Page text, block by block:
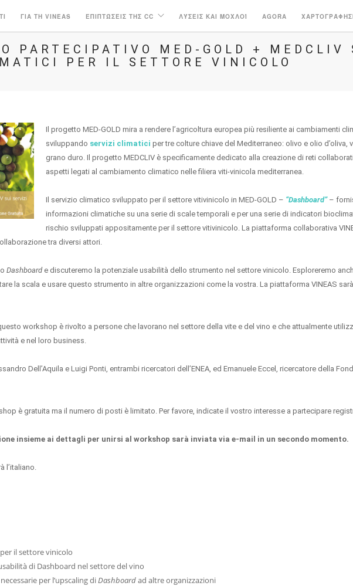
ΓΙΑ ΤΗ VINEAS ΕΠΙΠΤΏΣΕΙΣ ΤΗΣ CC ΛΎΣΕΙΣ ΚΑΙ ΜΟΧΛΟΊ AGORA
PARTECIPATIVO MED-GOLD + MEDCLIV
PER IL SETTORE VINICOLO
Il progetto MED-GOLD mira a rendere l’agricoltura europea più resiliente ai cambiamenti
sviluppando servizi climatici per tre colture chiave del Mediterraneo: olivo e olio d’oliva,
grano duro. Il progetto MEDCLIV è specificamente dedicato alla creazione di reti
aspetti legati al cambiamento climatico nelle filiera viti-vinicola mediterranea.
Il servizio climatico sviluppato per il settore vitivinicolo in MED-GOLD – “Dashboard”–
informazioni climatiche su una serie di scale temporali e per una serie di indicatori
rischio sviluppati appositamente per il settore vitivinicolo. La piattaforma collaborativa
tra diversi attori.
Dashboarde discuteremo la potenziale usabilità dello strumento nel settore vinicolo. Esploreremo
la scala e usare questo strumento in altre organizzazioni come la vostra. La piattaforma VINEAS
workshop è rivolto a persone che lavorano nel settore della vite e del vino e che attualmente
e nel loro business.
Dell’Aquila e Luigi Ponti, entrambi ricercatori dell’ENEA, ed Emanuele Eccel, ricercatore della
è gratuita ma il numero di posti è limitato. Per favore, indicate il vostro interesse a partecipare
insieme ai dettagli per unirsi al workshop sarà inviata via e-mail in un secondo momento.
l’italiano.
il settore vinicolo
di Dashboard nel settore del vino
per l’upscaling diDashboardad altre organizzazioni